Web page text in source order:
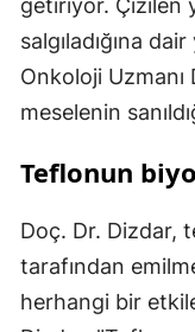
getiriyor. Çizilen
salgıladığına
Onkoloji Uzmanı
meselenin
Teflonun
Doç. Dr. Dizdar,
tarafından
herhangi bir